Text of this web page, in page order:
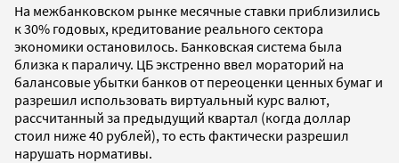
На межбанковском рынке месячные ставки приблизились
к 30% годовых, кредитование реального сектора
экономики остановилось. Банковская система была
близка к параличу. ЦБ экстренно ввел мораторий на
балансовые убытки банков от переоценки ценных бумаг и
разрешил использовать виртуальный курс валют,
рассчитанный за предыдущий квартал (когда доллар
стоил ниже 40 рублей), то есть фактически разрешил
нарушать нормативы.